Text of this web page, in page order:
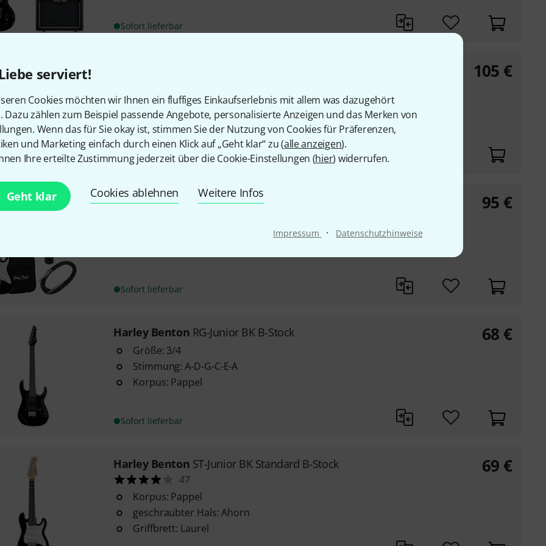
serviert!
Cookies möchten wir Ihnen ein fluffiges Einkaufserlebnis mit allem was dazugehört
Dazu zählen zum Beispiel passende Angebote, personalisierte Anzeigen und das Merken von
Wenn das für Sie okay ist, stimmen Sie der Nutzung von Cookies für Präferenzen,
und Marketing einfach durch einen Klick auf „Geht klar“ zu (alle anzeigen).
Ihre erteilte Zustimmung jederzeit über die Cookie-Einstellungen (hier) widerrufen.
Geht klar Cookies ablehnen Weitere Infos
Impressum · Datenschutzhinweise
Sofort lieferbar
Stimmung: A-D-G-C-E-A
Korpus: Pappel
Sofort lieferbar
105 €
Harley Benton ST-Junior BK Standard S Bundle
Sofort lieferbar
95 €
Harley Benton RG-Junior BK B-Stock
Größe: 3/4
Stimmung: A-D-G-C-E-A
Korpus: Pappel
Sofort lieferbar
68 €
Harley Benton ST-Junior BK Standard B-Stock
47
Korpus: Pappel
geschraubter Hals: Ahorn
Griffbrett: Laurel
69 €